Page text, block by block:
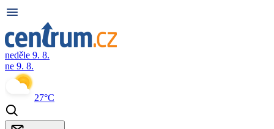
neděle 9. 8.
ne 9. 8.
27°C